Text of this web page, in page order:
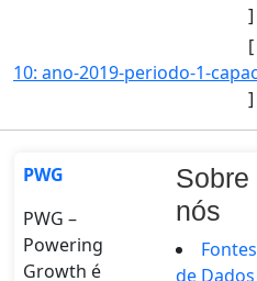
]
[
]
PWG
PWG –
Powering
Growth é
Sobre
nós
Fontes
de Dados